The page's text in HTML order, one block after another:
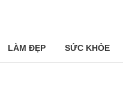
LÀM ĐẸP SỨC KHỎE